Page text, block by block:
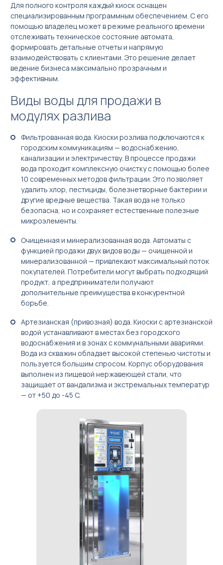
العربية
简体中文
English
Русский
Для полного контроля каждый киоск оснащен
специализированным программным обеспечением. С его
помощью владелец может в режиме реального времени
отслеживать техническое состояние автомата,
формировать детальные отчеты и напрямую
взаимодействовать с клиентами. Это решение делает
ведение бизнеса максимально прозрачным и
эффективным.
Виды воды для продажи в
модулях разлива
Фильтрованная вода. Киоски розлива подключаются к
городским коммуникациям — водоснабжению,
канализации и электричеству. В процессе продажи
вода проходит комплексную очистку с помощью более
10 современных методов фильтрации. Это позволяет
удалить хлор, пестициды, болезнетворные бактерии и
другие вредные вещества. Такая вода не только
безопасна, но и сохраняет естественные полезные
микроэлементы.
Очищенная и минерализованная вода. Автоматы с
функцией продажи двух видов воды — очищенной и
минерализованной — привлекают максимальный поток
покупателей. Потребители могут выбрать подходящий
продукт, а предприниматели получают
дополнительные преимущества в конкурентной
борьбе.
Артезианская (привозная) вода. Киоски с артезианской
водой устанавливают в местах без городского
водоснабжения и в зонах с коммунальными авариями.
Вода из скважин обладает высокой степенью чистоты и
пользуется большим спросом. Корпус оборудования
выполнен из пищевой нержавеющей стали, что
защищает от вандализма и экстремальных температур
— от +50 до -45 C.